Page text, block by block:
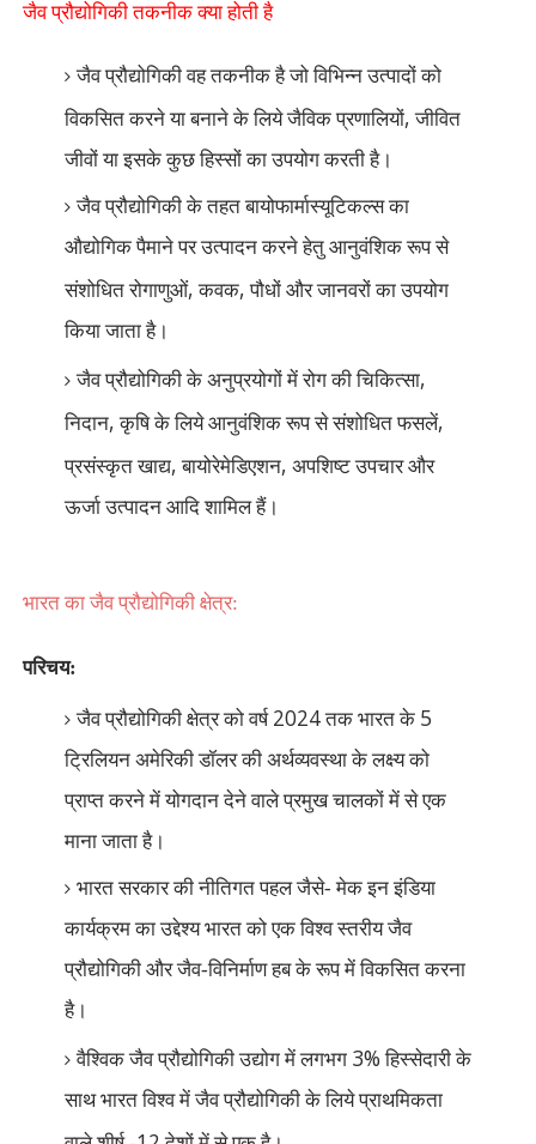
जैव प्रौद्योगिकीतकनीक क्या होती है
जैव प्रौद्योगिकी वह तकनीक है जो विभिन्न उत्पादों को
विकसित करने या बनाने के लिये जैविक प्रणालियों,जीवित
जीवों या इसके कुछ हिस्सों का उपयोग करती है।
जैव प्रौद्योगिकी के तहत बायोफार्मास्यूटिकल्स का
औद्योगिक पैमाने पर उत्पादन करने हेतु आनुवंशिक रूप से
संशोधित रोगाणुओं,कवक,पौधों और जानवरों का उपयोग
किया जाता है।
जैव प्रौद्योगिकी के अनुप्रयोगों में रोग की चिकित्सा,
निदान,कृषि के लिये आनुवंशिक रूप से संशोधित फसलें,
प्रसंस्कृत खाद्य,बायोरेमेडिएशन, अपशिष्ट उपचार और
ऊर्जा उत्पादन आदि शामिल हैं।
भारत का जैव प्रौद्योगिकी क्षेत्र:
परिचय:
जैव प्रौद्योगिकी क्षेत्र को वर्ष 2024तक भारत के 5
ट्रिलियन अमेरिकी डॉलर की अर्थव्यवस्था के लक्ष्य को
प्राप्त करने में योगदान देने वाले प्रमुख चालकों में से एक
माना जाता है।
भारत सरकार की नीतिगत पहल जैसे- मेक इन इंडिया
कार्यक्रम का उद्देश्य भारत को एक विश्व स्तरीय जैव
प्रौद्योगिकी और जैव-विनिर्माण हब के रूप में विकसित करना
है।
वैश्विक जैव प्रौद्योगिकी उद्योग में लगभग 3% हिस्सेदारी के
साथ भारत विश्व में जैव प्रौद्योगिकी के लिये प्राथमिकता